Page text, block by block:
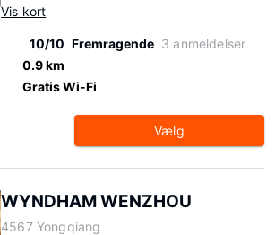
Vis kort
10/10 Fremragende 3 anmeldelser
0.9 km
Gratis Wi-Fi
Vælg
WYNDHAM WENZHOU
4567 Yongqiang